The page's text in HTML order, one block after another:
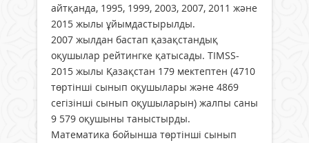
айтқанда, 1995, 1999, 2003, 2007, 2011 және
2015 жылы ұйымдастырылды.
2007 жылдан бастап қазақстандық
оқушылар рейтингке қатысады. TIMSS-
2015 жылы Қазақстан 179 мектептен (4710
төртінші сынып оқушылары және 4869
сегізінші сынып оқушыларын) жалпы саны
9 579 оқушыны таныстырды.
Математика бойынша төртінші сынып